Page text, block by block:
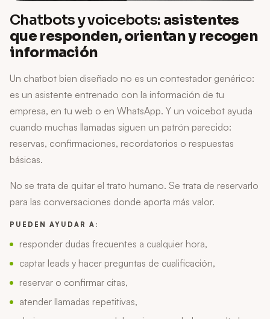
Chatbots y voicebots: asistentes
que responden, orientan y recogen
información
Un chatbot bien diseñado no es un contestador genérico:
es un asistente entrenado con la información de tu
empresa, en tu web o en WhatsApp. Y un voicebot ayuda
cuando muchas llamadas siguen un patrón parecido:
reservas, confirmaciones, recordatorios o respuestas
básicas.
No se trata de quitar el trato humano. Se trata de reservarlo
para las conversaciones donde aporta más valor.
PUEDEN AYUDAR A:
responder dudas frecuentes a cualquier hora,
captar leads y hacer preguntas de cualificación,
reservar o confirmar citas,
atender llamadas repetitivas,